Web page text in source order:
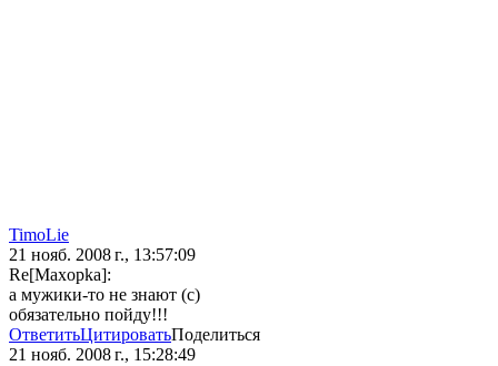
TimoLie
21 нояб. 2008 г., 13:57:09
Re[Maxopka]:
а мужики-то не знают (с)
обязательно пойду!!!
ОтветитьЦитироватьПоделиться
21 нояб. 2008 г., 15:28:49